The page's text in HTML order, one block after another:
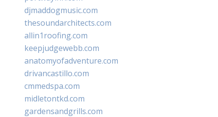
djmaddogmusic.com
thesoundarchitects.com
allin1roofing.com
keepjudgewebb.com
anatomyofadventure.com
drivancastillo.com
cmmedspa.com
midletontkd.com
gardensandgrills.com